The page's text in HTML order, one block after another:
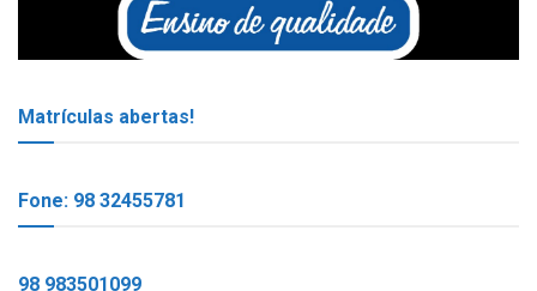
Matrículas abertas!
Fone: 98 32455781
98 983501099